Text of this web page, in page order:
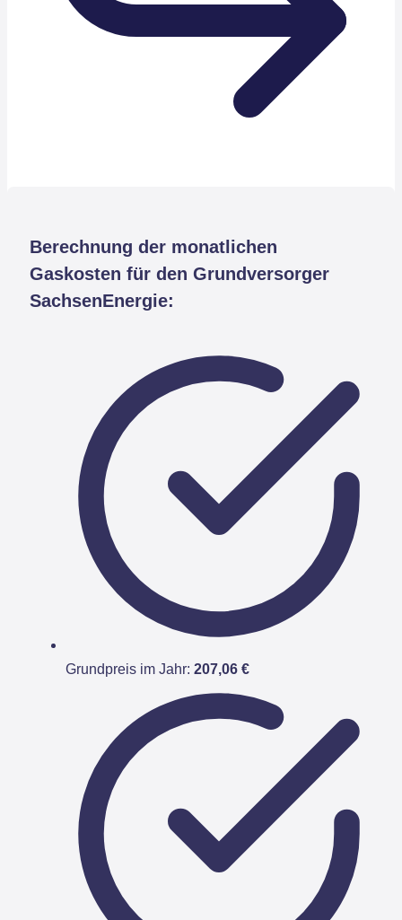
Berechnung der monatlichen
Gaskosten für den Grundversorger
SachsenEnergie:
Grundpreis im Jahr: 207,06 €